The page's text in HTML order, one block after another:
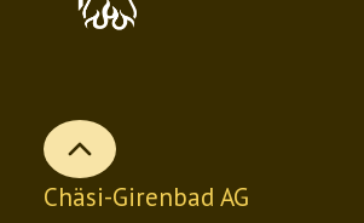
b
Chäsi-Girenbad AG